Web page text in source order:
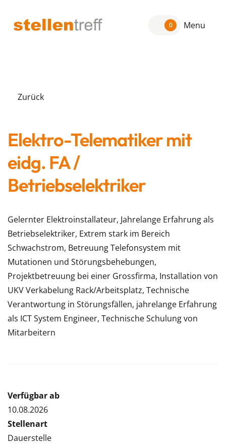
0 Menu
Zurück
Elektro-Telematiker mit
eidg. FA /
Betriebselektriker
Gelernter Elektroinstallateur, Jahrelange Erfahrung als
Betriebselektriker, Extrem stark im Bereich
Schwachstrom, Betreuung Telefonsystem mit
Mutationen und Störungsbehebungen,
Projektbetreuung bei einer Grossfirma, Installation von
UKV Verkabelung Rack/Arbeitsplatz, Technische
Verantwortung in Störungsfällen, jahrelange Erfahrung
als ICT System Engineer, Technische Schulung von
Mitarbeitern
Verfügbar ab
10.08.2026
Stellenart
Dauerstelle